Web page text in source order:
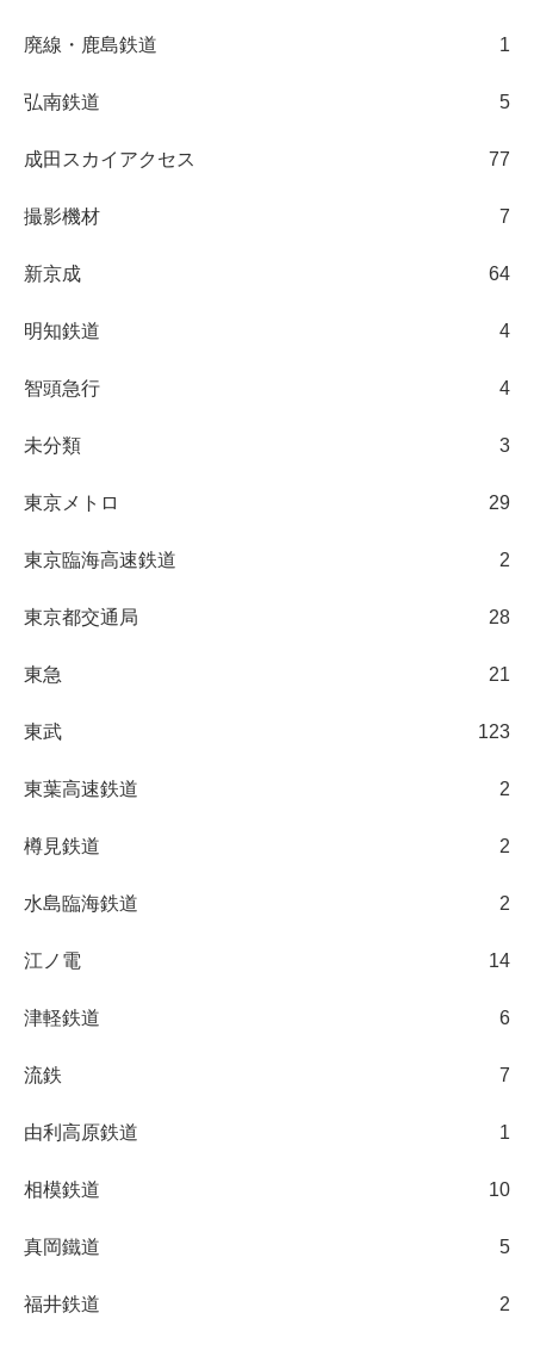
廃線・鹿島鉄道 1
弘南鉄道 5
成田スカイアクセス 77
撮影機材 7
新京成 64
明知鉄道 4
智頭急行 4
未分類 3
東京メトロ 29
東京臨海高速鉄道 2
東京都交通局 28
東急 21
東武 123
東葉高速鉄道 2
樽見鉄道 2
水島臨海鉄道 2
江ノ電 14
津軽鉄道 6
流鉄 7
由利高原鉄道 1
相模鉄道 10
真岡鐵道 5
福井鉄道 2